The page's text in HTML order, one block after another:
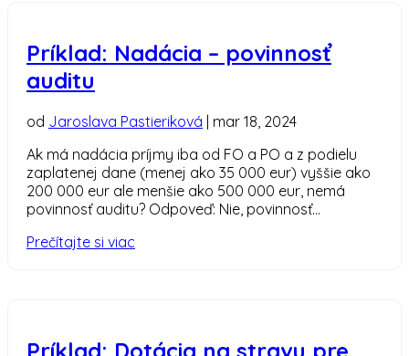
Príklad: Nadácia – povinnosť
auditu
od Jaroslava Pastieriková
mar 18, 2024
Ak má nadácia príjmy iba od FO a PO a z podielu
zaplatenej dane (menej ako 35 000 eur) vyššie ako
200 000 eur ale menšie ako 500 000 eur, nemá
povinnosť auditu? Odpoveď: Nie, povinnosť...
Prečítajte si viac